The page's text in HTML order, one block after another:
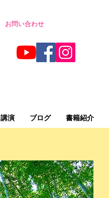
お問い合わせ
講演 ブログ 書籍紹介